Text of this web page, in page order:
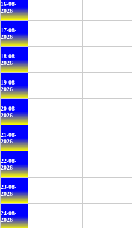
16-08-
2026
17-08-
2026
18-08-
2026
19-08-
2026
20-08-
2026
21-08-
2026
22-08-
2026
23-08-
2026
24-08-
2026